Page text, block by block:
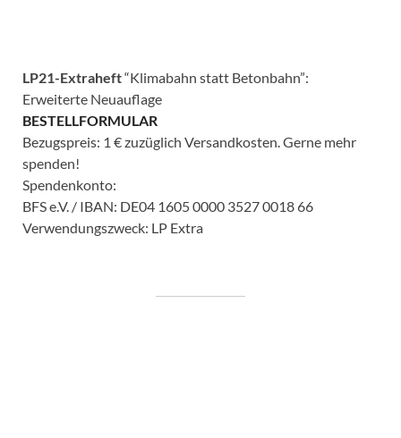
LP21-Extraheft“Klimabahn statt Betonbahn”:
Erweiterte Neuauflage
BESTELLFORMULAR
Bezugspreis: 1 € zuzüglich Versandkosten. Gerne mehr
spenden!
Spendenkonto:
BFS e.V. / IBAN: DE04 1605 0000 3527 0018 66
Verwendungszweck: LP Extra